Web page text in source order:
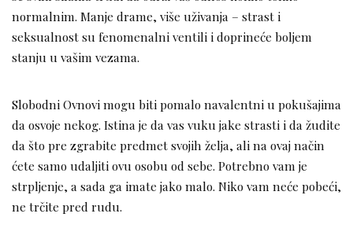
normalnim. Manje drame, više uživanja – strast i
seksualnost su fenomenalni ventili i doprineće boljem
stanju u vašim vezama.
Slobodni Ovnovi mogu biti pomalo navalentni u pokušajima
da osvoje nekog. Istina je da vas vuku jake strasti i da žudite
da što pre zgrabite predmet svojih želja, ali na ovaj način
ćete samo udaljiti ovu osobu od sebe. Potrebno vam je
strpljenje, a sada ga imate jako malo. Niko vam neće pobeći,
ne trčite pred rudu.